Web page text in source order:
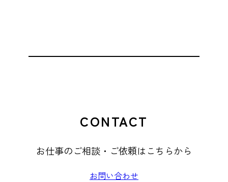
CONTACT
お仕事のご相談・ご依頼はこちらから
お問い合わせ